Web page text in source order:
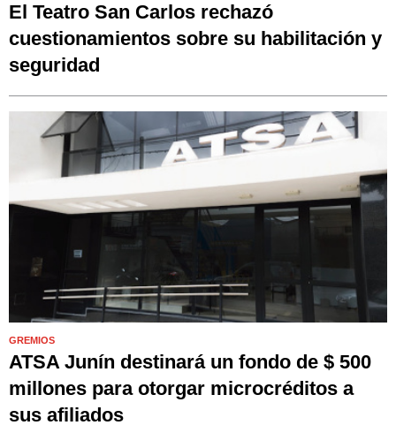
El Teatro San Carlos rechazó
cuestionamientos sobre su habilitación y
seguridad
GREMIOS
ATSA Junín destinará un fondo de $ 500
millones para otorgar microcréditos a
sus afiliados